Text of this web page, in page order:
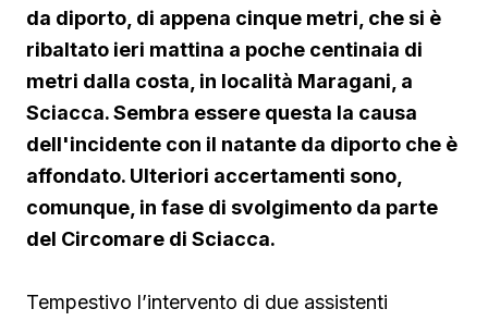
da diporto, di appena cinque metri, che si è
ribaltato ieri mattina a poche centinaia di
metri dalla costa, in località Maragani, a
Sciacca. Sembra essere questa la causa
dell'incidente con il natante da diporto che è
affondato. Ulteriori accertamenti sono,
comunque, in fase di svolgimento da parte
del Circomare di Sciacca.
Tempestivo l’intervento di due assistenti